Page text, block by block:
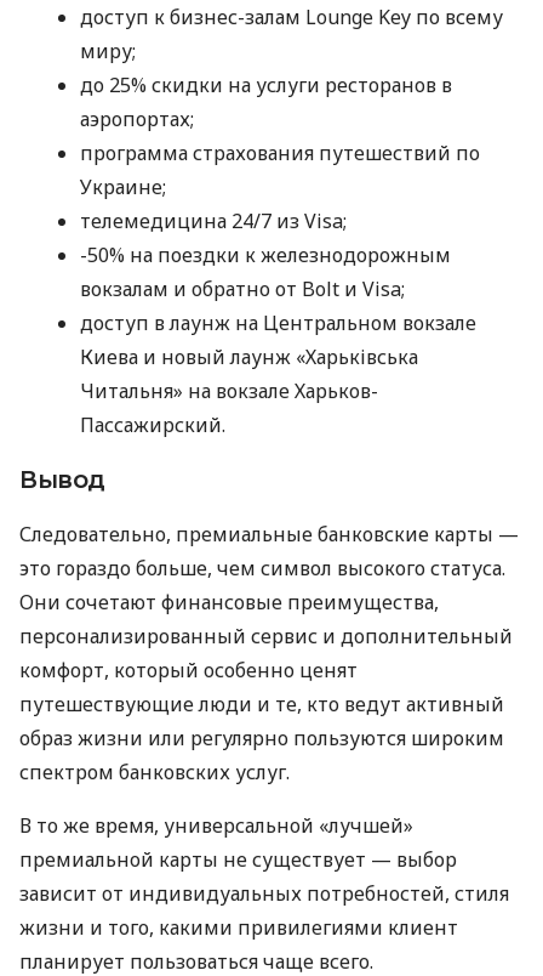
доступ к бизнес-залам Lounge Key по всему
миру;
до 25% скидки на услуги ресторанов в
аэропортах;
программа страхования путешествий по
Украине;
телемедицина 24/7 из Visa;
-50% на поездки к железнодорожным
вокзалам и обратно от Bolt и Visa;
доступ в лаунж на Центральном вокзале
Киева и новый лаунж «Харьківська
Читальня» на вокзале Харьков-
Пассажирский.
Вывод
Следовательно, премиальные банковские карты —
это гораздо больше, чем символ высокого статуса.
Они сочетают финансовые преимущества,
персонализированный сервис и дополнительный
комфорт, который особенно ценят
путешествующие люди и те, кто ведут активный
образ жизни или регулярно пользуются широким
спектром банковских услуг.
В то же время, универсальной «лучшей»
премиальной карты не существует — выбор
зависит от индивидуальных потребностей, стиля
жизни и того, какими привилегиями клиент
планирует пользоваться чаще всего.